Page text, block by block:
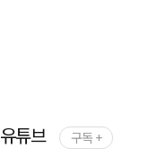
유튜브 구독 +